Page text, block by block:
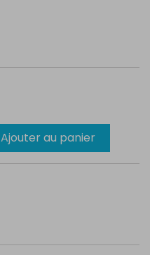
Ajouter au panier